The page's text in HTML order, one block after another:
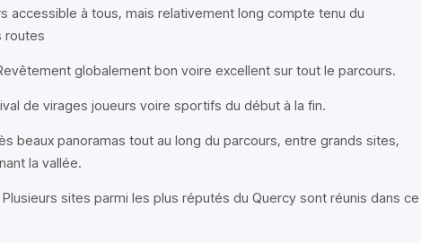
accessible à tous, mais relativement long compte tenu du
routes
globalement bon voire excellent sur tout le parcours.
de virages joueurs voire sportifs du début à la fin.
beaux panoramas tout au long du parcours, entre grands sites,
la vallée.
sites parmi les plus réputés du Quercy sont réunis dans ce